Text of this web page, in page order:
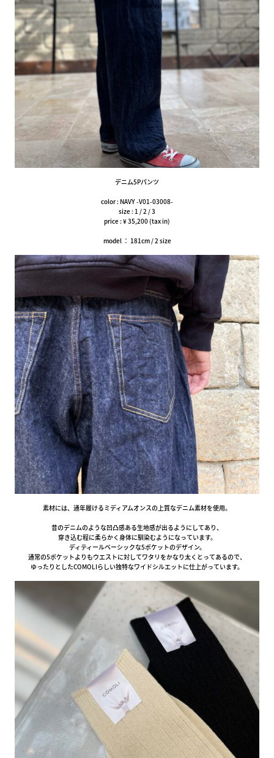
デニム5Pパンツ
color : NAVY -V01-03008-
size : 1 / 2 / 3
price : ¥ 35,200 (tax in)
model ： 181cm / 2 size
素材には、通年履けるミディアムオンスの上質なデニム素材を使用。
昔のデニムのような凹凸感ある生地感が出るようにしてあり、
穿き込む程に柔らかく身体に馴染むようになっています。
ディティールベーシックな5ポケットのデザイン。
通常の5ポケットよりもウエストに対してワタリをかなり太くとってあるので、
ゆったりとしたCOMOLIらしい独特なワイドシルエットに仕上がっています。